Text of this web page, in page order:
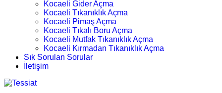
Kocaeli Gider Açma
Kocaeli Tıkanıklık Açma
Kocaeli Pimaş Açma
Kocaeli Tıkalı Boru Açma
Kocaeli Mutfak Tıkanıklık Açma
Kocaeli Kırmadan Tıkanıklık Açma
Sık Sorulan Sorular
İletişim